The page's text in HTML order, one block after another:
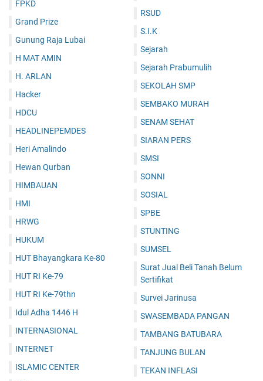
FPKD
Grand Prize
Gunung Raja Lubai
H MAT AMIN
H. ARLAN
Hacker
HDCU
HEADLINEPEMDES
Heri Amalindo
Hewan Qurban
HIMBAUAN
HMI
HRWG
HUKUM
HUT Bhayangkara Ke-80
HUT RI Ke-79
HUT RI Ke-79thn
Idul Adha 1446 H
INTERNASIONAL
INTERNET
ISLAMIC CENTER
RSUD
S.I.K
Sejarah
Sejarah Prabumulih
SEKOLAH SMP
SEMBAKO MURAH
SENAM SEHAT
SIARAN PERS
SMSI
SONNI
SOSIAL
SPBE
STUNTING
SUMSEL
Surat Jual Beli Tanah Belum
Sertifikat
Survei Jarinusa
SWASEMBADA PANGAN
TAMBANG BATUBARA
TANJUNG BULAN
TEKAN INFLASI